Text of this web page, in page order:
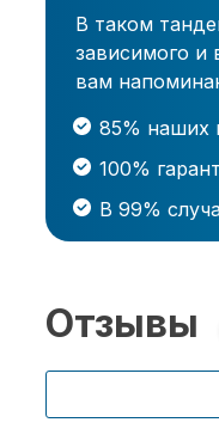
В таком
зависимого и
вам
85% наших
100%
В 99%
Отзывы